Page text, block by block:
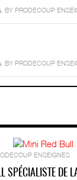
BY PRODECOUP
BY PRODECOUP
ENSEIGNES
SPÉCIALISTE DE